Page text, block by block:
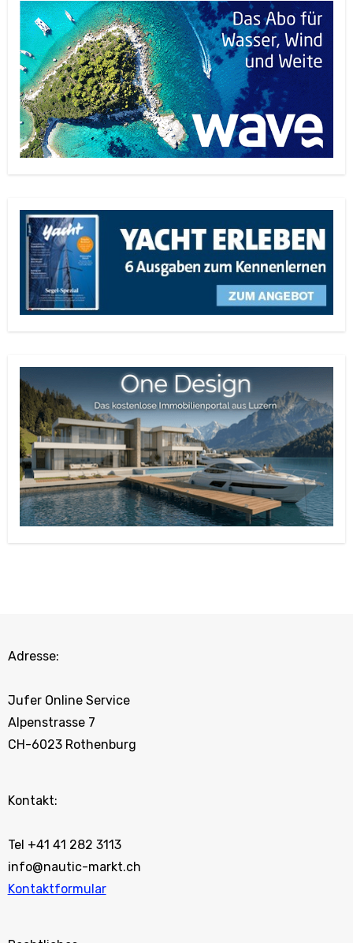
Adresse:
Jufer Online Service
Alpenstrasse 7
CH-6023 Rothenburg
Kontakt:
Tel +41 41 282 3113
info@nautic-markt.ch
Kontaktformular